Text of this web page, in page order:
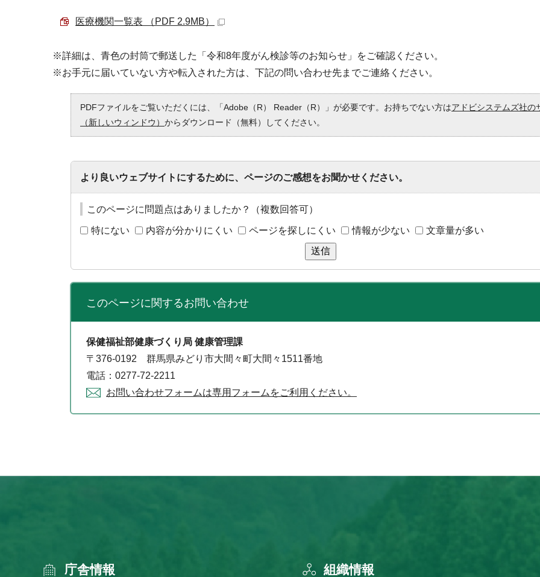
医療機関一覧表 （PDF 2.9MB）
※詳細は、青色の封筒で郵送した「令和8年度がん検診等のお知らせ」をご確認ください。
※お手元に届いていない方や転入された方は、下記の問い合わせ先までご連絡ください。
PDFファイルをご覧いただくには、「Adobe（R） Reader（R）」が必要です。お持ちでない方はアドビシステムズ社の
（新しいウィンドウ） からダウンロード（無料）してください。
より良いウェブサイトにするために、ページのご感想をお聞かせください。
このページに問題点はありましたか？（複数回答可）
特にない 内容が分かりにくい ページを探しにくい 情報が少ない
文章量が多い
送信
このページに関するお問い合わせ
保健福祉部健康づくり局 健康管理課
〒376-0192 群馬県みどり市大間々町大間々1511番地
電話：0277-72-2211
お問い合わせフォームは専用フォームをご利用ください。
庁舎情報 組織情報